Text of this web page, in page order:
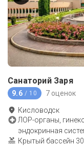
Санаторий Заря
9.6 / 10 7 оценок
Кисловодск
ЛОР-органы,
эндокринная
Крытый бассейн